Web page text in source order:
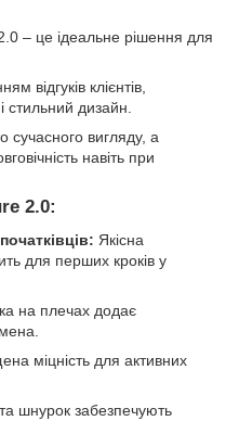
– це ідеальне рішення для
відгуків клієнтів,
стильний дизайн.
сучасного вигляду, а
навіть при
2.0:
Якісна
для перших кроків у
на плечах додає
міцність для активних
шнурок забезпечують